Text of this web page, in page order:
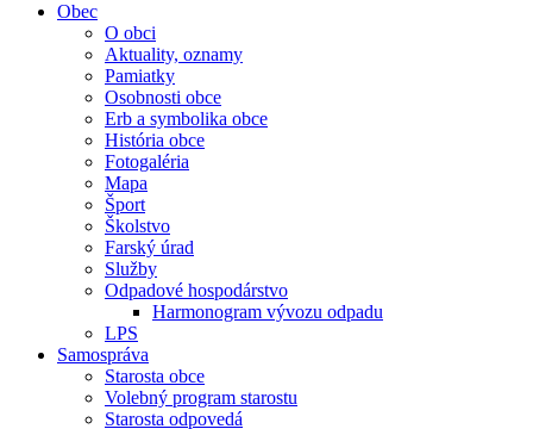
Obec
O obci
Aktuality, oznamy
Pamiatky
Osobnosti obce
Erb a symbolika obce
História obce
Fotogaléria
Mapa
Šport
Školstvo
Farský úrad
Služby
Odpadové hospodárstvo
Harmonogram vývozu odpadu
LPS
Samospráva
Starosta obce
Volebný program starostu
Starosta odpovedá